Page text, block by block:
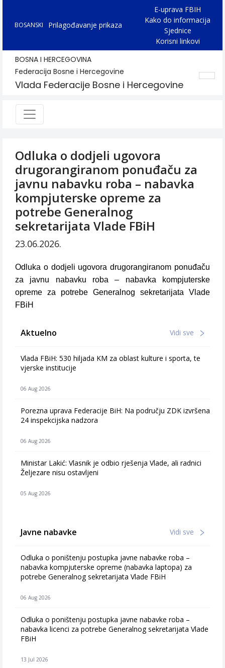
BOSANSKI Prilagođavanje prikaza
E-uprava FBIH
Kako do informacija
Sjednice
Korisni linkovi
BOSNA I HERCEGOVINA
Federacija Bosne i Hercegovine
Vlada Federacije Bosne i Hercegovine
Odluka o dodjeli ugovora
drugorangiranom ponuđaču za
javnu nabavku roba – nabavka
kompjuterske opreme za
potrebe Generalnog
sekretarijata Vlade FBiH
23.06.2026.
Odluka o dodjeli ugovora drugorangiranom ponuđaču
za javnu nabavku roba – nabavka kompjuterske
opreme za potrebe Generalnog sekretarijata Vlade
FBiH
Aktuelno Vidi sve
Vlada FBiH: 530 hiljada KM za oblast kulture i sporta, te
vjerske institucije
06 Aug 2026
Porezna uprava Federacije BiH: Na području ZDK izvršena
24 inspekcijska nadzora
06 Aug 2026
Ministar Lakić: Vlasnik je odbio rješenja Vlade, ali radnici
Željezare nisu ostavljeni
05 Aug 2026
Javne nabavke Vidi sve
Odluka o poništenju postupka javne nabavke roba –
nabavka kompjuterske opreme (nabavka laptopa) za
potrebe Generalnog sekretarijata Vlade FBiH
06 Aug 2026
Odluka o poništenju postupka javne nabavke roba –
nabavka licenci za potrebe Generalnog sekretarijata Vlade
FBiH
13 Jul 2026